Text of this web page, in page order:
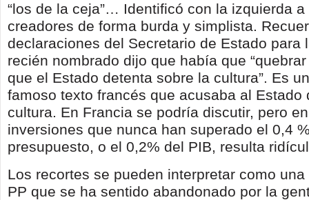
“los de la ceja”… Identificó con la izquierda
creadores de forma burda y simplista.
declaraciones del Secretario de Estado para
recién nombrado dijo que había que
que el Estado detenta sobre la cultura”. Es
famoso texto francés que acusaba al Estado
cultura. En Francia se podría discutir, pero
inversiones que nunca han superado el 0,4
presupuesto, o el 0,2% del PIB, resulta
Los recortes se pueden interpretar como
PP que se ha sentido abandonado por la